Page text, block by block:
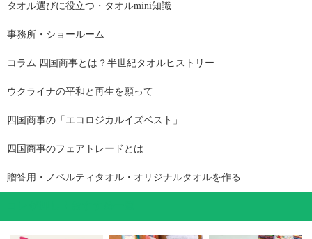
タオル選びに役立つ・タオルmini知識
事務所・ショールーム
コラム 四国商事とは？半世紀タオルヒストリー
ウクライナの平和と再生を願って
四国商事の「エコロジカルイズベスト」
四国商事のフェアトレードとは
贈答用・ノベルティタオル・オリジナルタオルを作る